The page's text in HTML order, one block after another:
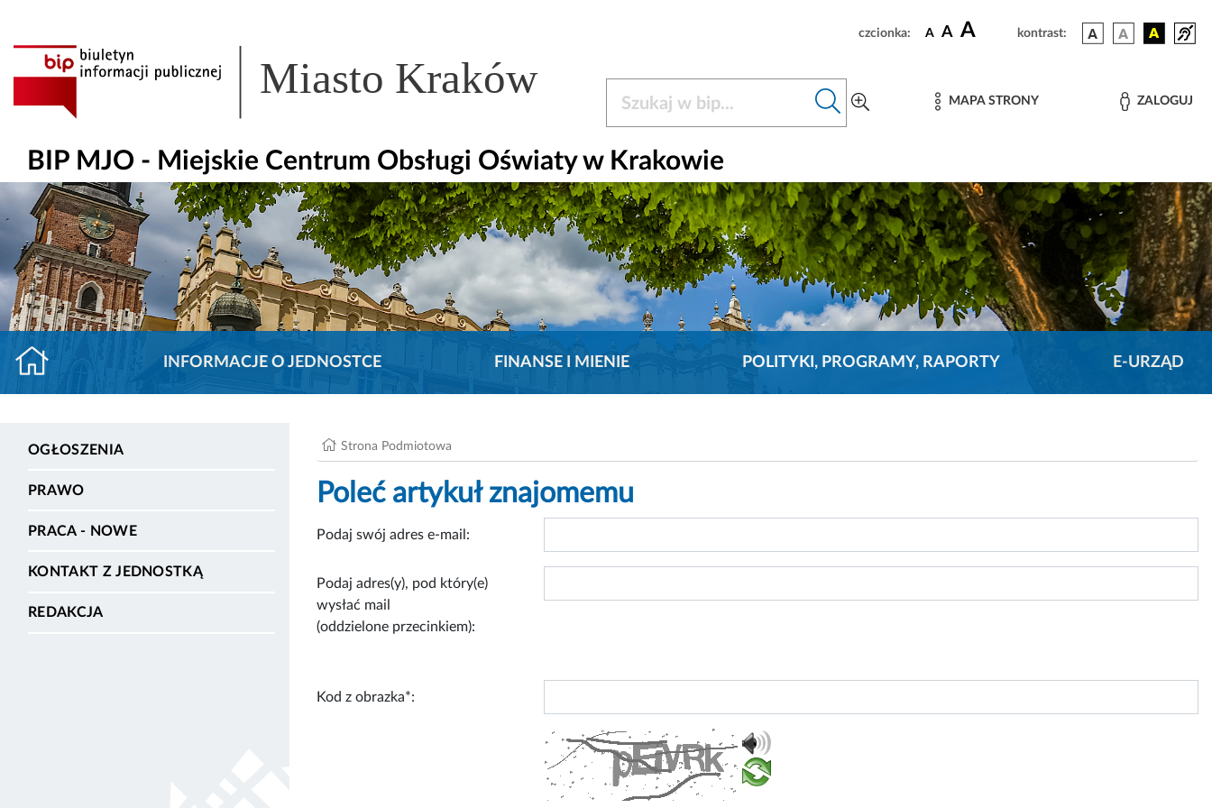
czcionka: A A A kontrast:
Miasto Kraków MAPA STRONY ZALOGUJ
BIP MJO - Miejskie Centrum Obsługi Oświaty w Krakowie
INFORMACJE O JEDNOSTCE FINANSE I MIENIE POLITYKI, PROGRAMY, RAPORTY E-URZĄD
OGŁOSZENIA
PRAWO
PRACA - NOWE
KONTAKT Z JEDNOSTKĄ
REDAKCJA
Strona Podmiotowa
Poleć artykuł znajomemu
Podaj swój adres e-mail:
Podaj adres(y), pod który(e)
wysłać mail
(oddzielone przecinkiem):
Kod z obrazka*: